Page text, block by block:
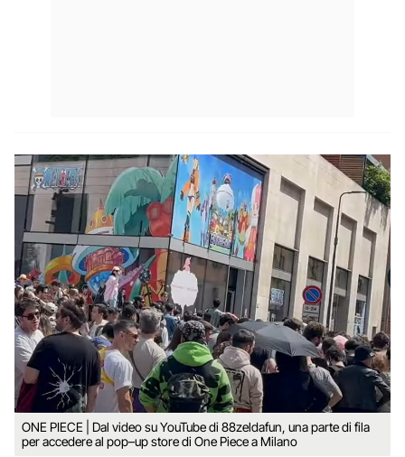
ONE PIECE | Dal video su YouTube di 88zeldafun, una parte di fila
per accedere al pop–up store di One Piece a Milano